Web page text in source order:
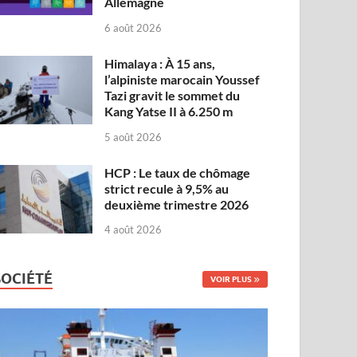
6 août 2026
Himalaya : À 15 ans,
l’alpiniste marocain Youssef
Tazi gravit le sommet du
Kang Yatse II à 6.250 m
5 août 2026
HCP : Le taux de chômage
strict recule à 9,5% au
deuxième trimestre 2026
4 août 2026
VOIR PLUS